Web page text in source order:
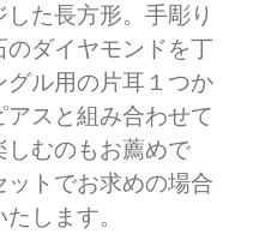
た長方形。手彫り
ダイヤモンドを丁
グル用の片耳１つか
スと組み合わせて
しむのもお薦めで
トでお求めの場合
します。